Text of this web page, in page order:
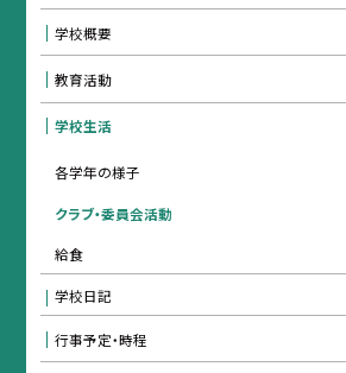
学校概要
教育活動
学校生活
各学年の様子
クラブ・委員会活動
給食
学校日記
行事予定・時程